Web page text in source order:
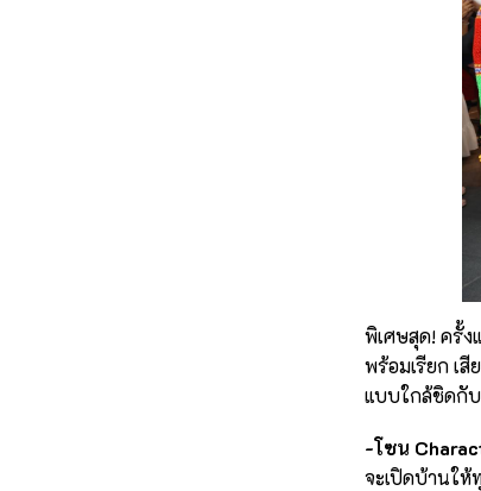
พิเศษสุด! ครั้ง
พร้อมเรียก เ
แบบใกล้ชิดกับ
-โซน
จะเปิดบ้านให้